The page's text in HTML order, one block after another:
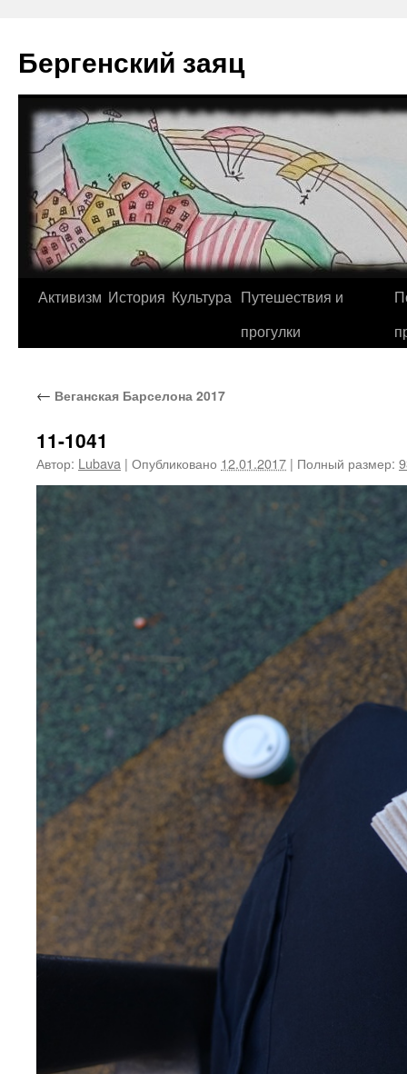
содержимому
Бергенский заяц
Активизм История Культура Путешествия и
прогулки
← Веганская Барселона 2017
11-1041
Автор: Lubava | Опубликовано 12.01.2017 | Полный размер: